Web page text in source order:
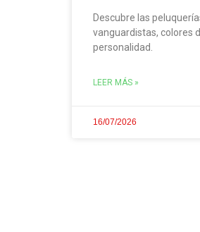
Descubre las
vanguardistas, colores
personalidad.
LEER MÁS »
16/07/2026